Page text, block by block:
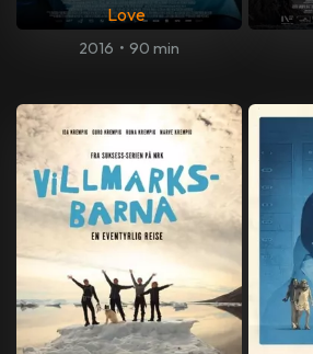
Love
2016 • 90 min